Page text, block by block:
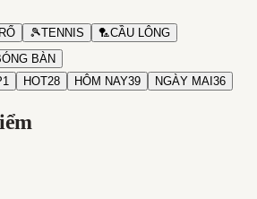
🎾TENNIS 🏸CẦU LÔNG
BÀN
1 HOT28 HÔM NAY39 NGÀY MAI 36